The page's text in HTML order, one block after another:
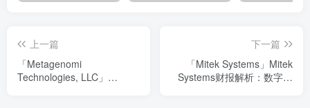
上一篇
「Metagenomi
Technologies, LLC」
下一篇
「Mitek Systems」Mitek
Systems财报解析：数字身